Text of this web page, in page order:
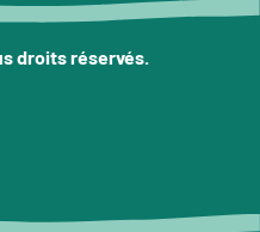
droits réservés.